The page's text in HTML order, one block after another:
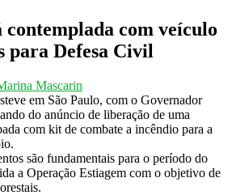
com veículo
para Defesa Civil
Mascarin
em São Paulo, com o Governador
do anúncio de liberação de uma
com kit de combate a incêndio para a
são fundamentais para o período do
a Operação Estiagem com o objetivo de